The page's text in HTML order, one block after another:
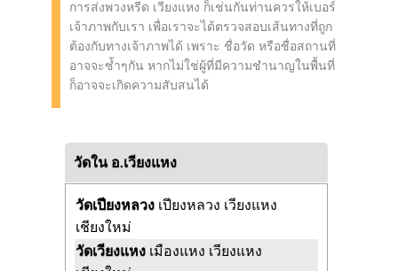
การส่งพวงหรีด เวียงแหง ก็เช่นกันท่านควรให้เบอร์
เจ้าภาพกับเรา เพื่อเราจะได้ตรวจสอบเส้นทางที่ถูก
ต้องกับทางเจ้าภาพได้ เพราะ ชื่อวัด หรือชื่อสถานที่
อาจจะซ้ำๆกัน หากไม่ใช่ผู้ที่มีความชำนาญในพื้นที่
ก็อาจจะเกิดความสับสนได้
วัดใน อ.เวียงแหง
วัดเปียงหลวง เปียงหลวง เวียงแหง
เชียงใหม่
วัดเวียงแหง เมืองแหง เวียงแหง